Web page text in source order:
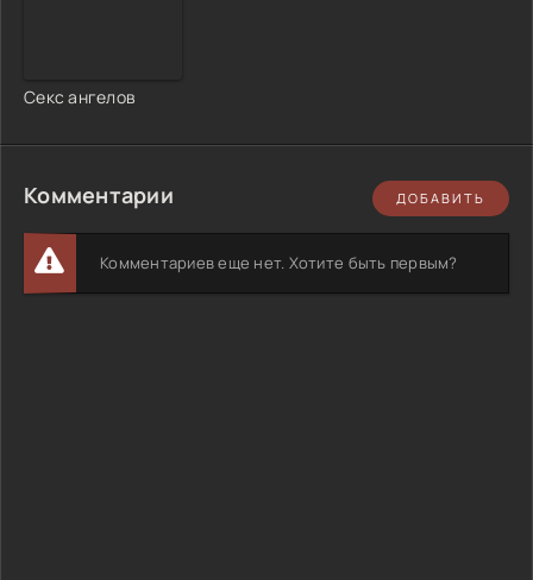
Секс ангелов
Комментарии ДОБАВИТЬ
Комментариев еще нет. Хотите быть первым?